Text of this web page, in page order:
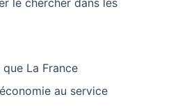
le chercher dans les
La France
au service